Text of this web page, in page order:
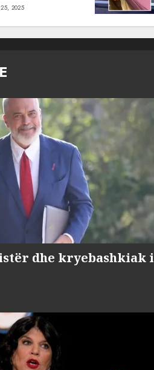
2025
dhe kryebashkiak i